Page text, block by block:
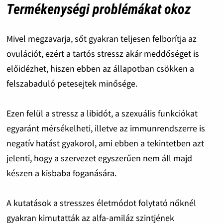
Termékenységi problémákat okoz
Mivel megzavarja, sőt gyakran teljesen felborítja az
ovulációt, ezért a tartós stressz akár meddőséget is
előidézhet, hiszen ebben az állapotban csökken a
felszabaduló petesejtek minősége.
Ezen felül a stressz a libidót, a szexuális funkciókat
egyaránt mérsékelheti, illetve az immunrendszerre is
negatív hatást gyakorol, ami ebben a tekintetben azt
jelenti, hogy a szervezet egyszerűen nem áll majd
készen a kisbaba foganására.
A kutatások a stresszes életmódot folytató nőknél
gyakran kimutatták az alfa-amiláz szintjének